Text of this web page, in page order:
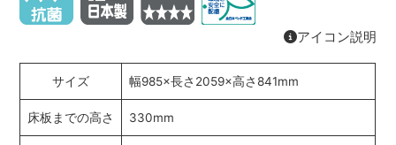
アイコン説明
サイズ 幅985×長さ2059×高さ841mm
床板までの高さ 330mm